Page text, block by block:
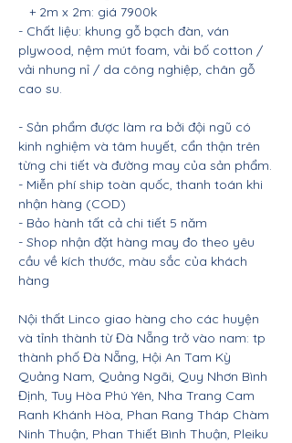
+ 2m x 2m: giá 7900k
- Chất liệu: khung gỗ bạch đàn, ván
plywood, nệm mút foam, vải bố cotton /
vải nhung nỉ / da công nghiệp, chân gỗ
cao su.
- Sản phẩm được làm ra bởi đội ngũ có
kinh nghiệm và tâm huyết, cẩn thận trên
từng chi tiết và đường may của sản phẩm.
- Miễn phí ship toàn quốc, thanh toán khi
nhận hàng (COD)
- Bảo hành tất cả chi tiết 5 năm
- Shop nhận đặt hàng may đo theo yêu
cầu về kích thước, màu sắc của khách
hàng
Nội thất Linco giao hàng cho các huyện
và tỉnh thành từ Đà Nẵng trở vào nam: tp
thành phố Đà Nẵng, Hội An Tam Kỳ
Quảng Nam, Quảng Ngãi, Quy Nhơn Bình
Định, Tuy Hòa Phú Yên, Nha Trang Cam
Ranh Khánh Hòa, Phan Rang Tháp Chàm
Ninh Thuận, Phan Thiết Bình Thuận, Pleiku